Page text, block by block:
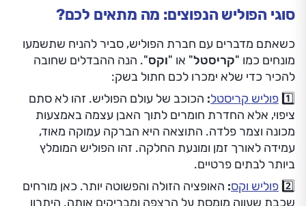
סוגי הפוליש הנפוצים: מה מתאים לכם?
כשאתם מדברים עם חברת הפוליש, סביר להניח שתשמעו
מונחים כמו "קריסטל" או "וקס". הנה ההבדלים שחובה
להכיר כדי שלא ימכרו לכם חתול בשק:
1️⃣ פוליש קריסטל: הכוכב של עולם הפוליש. זהו לא סתם
ציפוי, אלא החדרת חומרים לתוך האבן עצמה באמצעות
מכונה וצמר פלדה. התוצאה היא הברקה עמוקה מאוד,
עמידה לאורך זמן ומונעת החלקה. זהו הפוליש המומלץ
ביותר לבתים פרטיים.
2️⃣ פוליש וקס: האופציה הזולה והפשוטה יותר. כאן מורחים
שכבת שעווה מומסת על הרצפה ומבריקים אותה. היתרון